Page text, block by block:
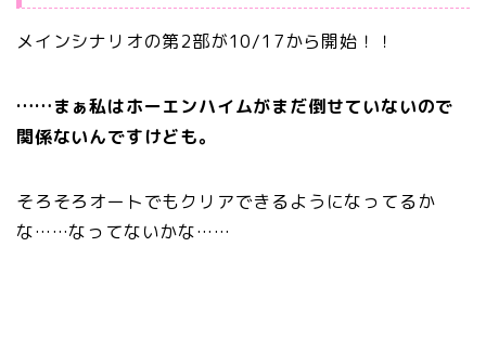
メインシナリオの第2部が10/17から開始！！
……まぁ私はホーエンハイムがまだ倒せていないので
関係ないんですけども。
そろそろオートでもクリアできるようになってるか
な……なってないかな……